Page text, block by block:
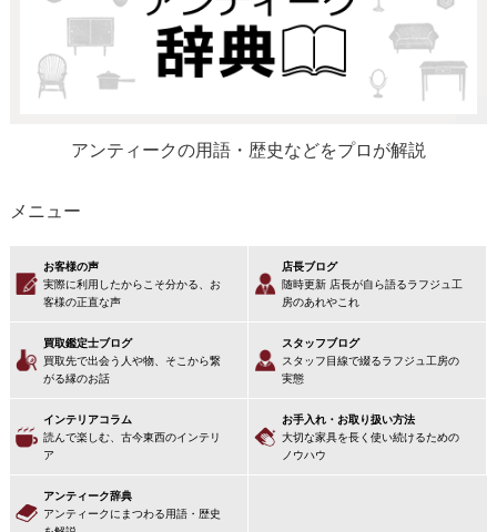
アンティークの用語・歴史などをプロが解説
メニュー
お客様の声
実際に利用したからこそ分かる、お
客様の正直な声
店長ブログ
随時更新 店長が自ら語るラフジュ工
房のあれやこれ
買取鑑定士ブログ
買取先で出会う人や物、そこから繋
がる縁のお話
スタッフブログ
スタッフ目線で綴るラフジュ工房の
実態
インテリアコラム
読んで楽しむ、古今東西のインテリ
ア
お手入れ・お取り扱い方法
大切な家具を長く使い続けるための
ノウハウ
アンティーク辞典
アンティークにまつわる用語・歴史